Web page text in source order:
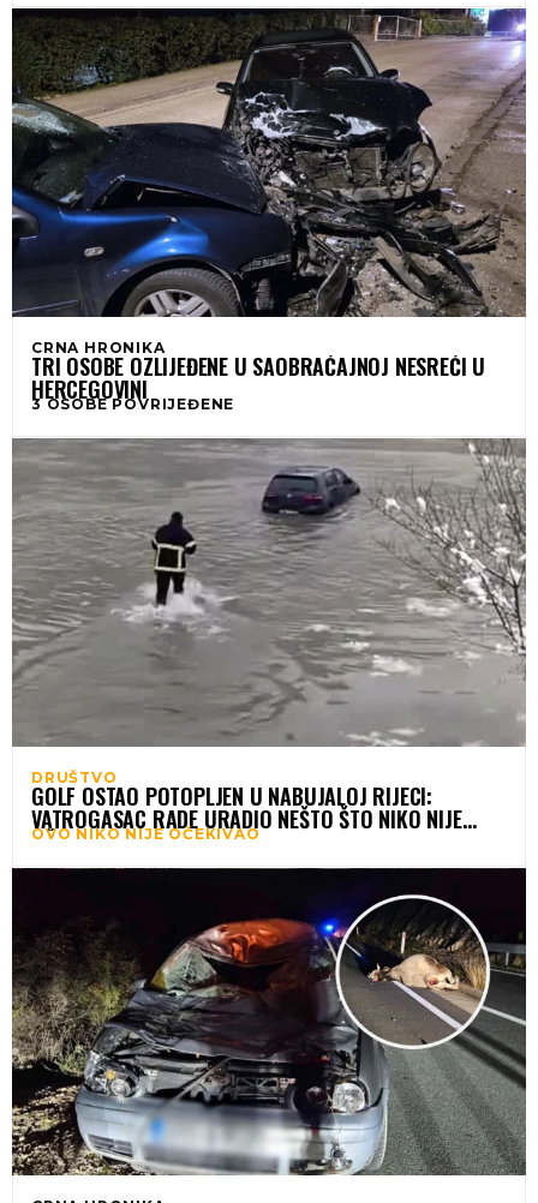
CRNA HRONIKA
TRI OSOBE OZLIJEĐENE U SAOBRAĆAJNOJ NESREĆI U
HERCEGOVINI
3 OSOBE POVRIJEĐENE
DRUŠTVO
GOLF OSTAO POTOPLJEN U NABUJALOJ RIJECI:
VATROGASAC RADE URADIO NEŠTO ŠTO NIKO NIJE
OČEKIVAO (VIDEO)
OVO NIKO NIJE OČEKIVAO